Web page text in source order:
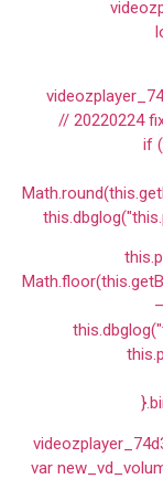
// 20220224
if
var